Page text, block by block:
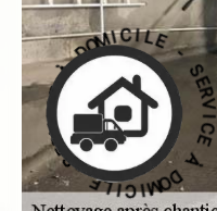
S
E
R
V
I
C
E
D
O
M
I
CILE - SER
V
I
C
E
À
D
O
M
I
C
I
L
E
-